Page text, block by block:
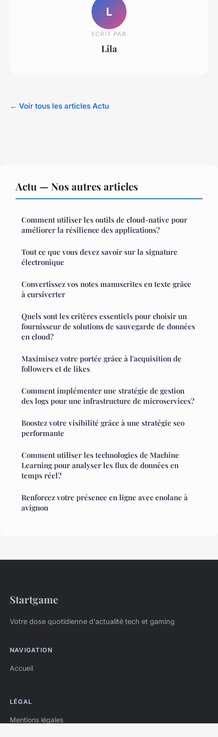
L
ECRIT PAR
Lila
← Voir tous les articles Actu
Actu — Nos autres articles
Comment utiliser les outils de cloud-native pour
améliorer la résilience des applications?
Tout ce que vous devez savoir sur la signature
électronique
Convertissez vos notes manuscrites en texte grâce
à cursiverter
Quels sont les critères essentiels pour choisir un
fournisseur de solutions de sauvegarde de données
en cloud?
Maximisez votre portée grâce à l'acquisition de
followers et de likes
Comment implémenter une stratégie de gestion
des logs pour une infrastructure de microservices?
Boostez votre visibilité grâce à une stratégie seo
performante
Comment utiliser les technologies de Machine
Learning pour analyser les flux de données en
temps réel?
Renforcez votre présence en ligne avec enolane à
avignon
Startgame
Votre dose quotidienne d'actualité tech et gaming
NAVIGATION
Accueil
LÉGAL
Mentions légales